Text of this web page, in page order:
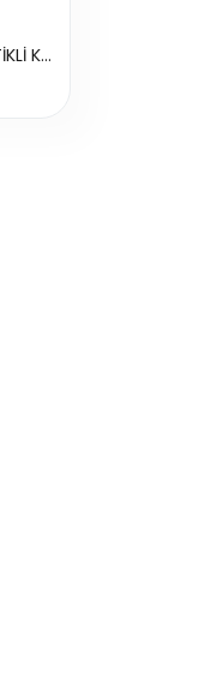
1305 ERKEK KARGO CEP LASTİKLİ KOT PANTALON